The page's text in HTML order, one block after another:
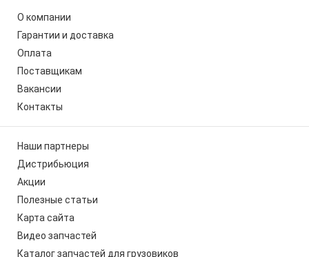
О компании
Гарантии и доставка
Оплата
Поставщикам
Вакансии
Контакты
Наши партнеры
Дистрибьюция
Акции
Полезные статьи
Карта сайта
Видео запчастей
Каталог запчастей для грузовиков